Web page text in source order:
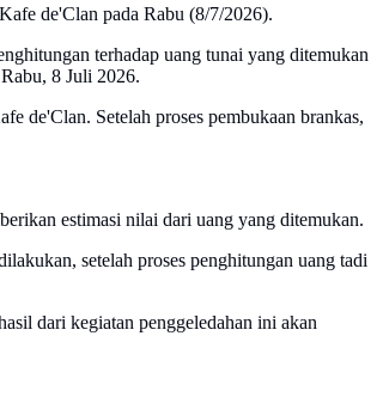
de'Clan pada Rabu (8/7/2026).
terhadap uang tunai yang ditemukan
8 Juli 2026.
de'Clan. Setelah proses pembukaan brankas,
estimasi nilai dari uang yang ditemukan.
setelah proses penghitungan uang tadi
dari kegiatan penggeledahan ini akan